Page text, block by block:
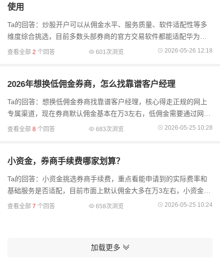
使用
Ta的回答：炒股开户可以从佣金水平、服务质量、软件适配性等多
维度综合挑选，目前多数头部券商的官方交易软件都能适配华为鸿
蒙系统，日常使用顺畅不卡顿。比如广发证券、国泰海通证券、中
查看全部 2 个回答 601次浏览 2026-05-26 12:18
2026年想换低佣金券商，怎么找靠谱客户经理
Ta的回答：想换低佣金券商找靠谱客户经理，核心得走正规的网上
专属渠道，现在券商默认佣金基本在万3左右，低佣金需要通过网上
客户经理申请才有可能拿到。靠谱的客户经理首先得有券商正规从
查看全部 8 个回答 683次浏览 2026-05-25 10:28
小资金，券商手续费哪家划算？
Ta的回答：小资金挑选券商手续费，重点看能申请到的实际费率和
基础服务是否适配，目前市面上默认佣金大多在万3左右，小资金不
用纠结大资金专属的高端政策，只要选有正规低佣金申请通道的券
查看全部 7 个回答 658次浏览 2026-05-25 10:24
加载更多